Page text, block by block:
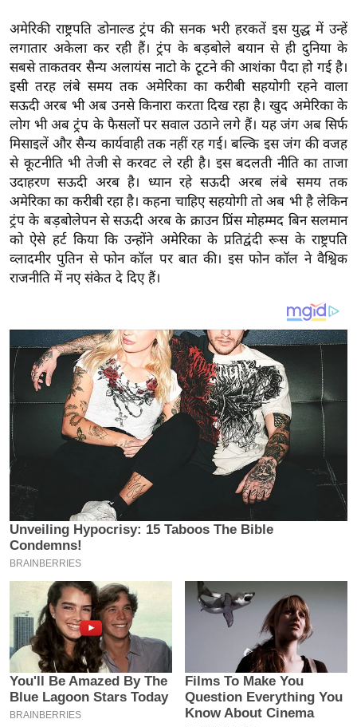
वि
शे
ष
ज्ञ
रा
य
ब
ज
ट
खे
ल
क्रि
I
P
क्रा
म
ई
-
पे
प
र
सा
ल
अमेरिकी राष्ट्रपति डोनाल्ड ट्रंप की सनक भरी हरकतें इस युद्ध में उन्हें
लगातार अकेला कर रही हैं। ट्रंप के बड़बोले बयान से ही दुनिया के
सबसे ताकतवर सैन्य अलायंस नाटो के टूटने की आशंका पैदा हो गई है।
इसी तरह लंबे समय तक अमेरिका का करीबी सहयोगी रहने वाला
सऊदी अरब भी अब उनसे किनारा करता दिख रहा है। खुद अमेरिका के
लोग भी अब ट्रंप के फैसलों पर सवाल उठाने लगे हैं। यह जंग अब सिर्फ
मिसाइलें और सैन्य कार्यवाही तक नहीं रह गई। बल्कि इस जंग की वजह
से कूटनीति भी तेजी से करवट ले रही है। इस बदलती नीति का ताजा
उदाहरण सऊदी अरब है। ध्यान रहे सऊदी अरब लंबे समय तक
अमेरिका का करीबी रहा है। कहना चाहिए सहयोगी तो अब भी है लेकिन
ट्रंप के बड़बोलेपन से सऊदी अरब के क्राउन प्रिंस मोहम्मद बिन सलमान
को ऐसे हर्ट किया कि उन्होंने अमेरिका के प्रतिद्वंदी रूस के राष्ट्रपति
व्लादमीर पुतिन से फोन कॉल पर बात की। इस फोन कॉल ने वैश्विक
राजनीति में नए संकेत दे दिए हैं।